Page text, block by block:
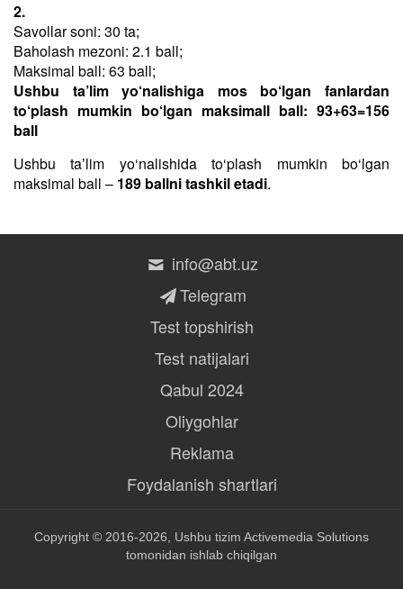
2.
Savollar soni: 30 ta;
Baholash mezoni: 2.1 ball;
Maksimal ball: 63 ball;
Ushbu ta’lim yo‘nalishiga mos bo‘lgan fanlardan
to‘plash mumkin bo‘lgan maksimall ball: 93+63=156
ball
Ushbu taʼlim yo‘nalishida to‘plash mumkin bo‘lgan
maksimal ball – 189 ballni tashkil etadi.
info@abt.uz
Telegram
Test topshirish
Test natijalari
Qabul 2024
Oliygohlar
Reklama
Foydalanish shartlari
Copyright © 2016-2026, Ushbu tizim Activemedia Solutions
tomonidan ishlab chiqilgan